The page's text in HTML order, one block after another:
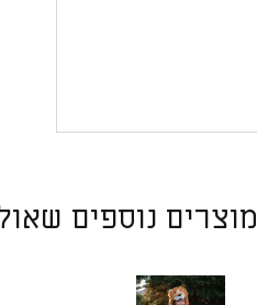
מוצרים נוספים